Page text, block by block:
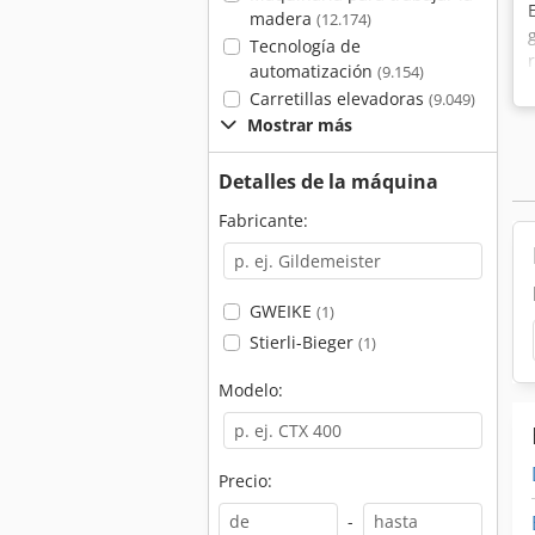
madera (12.174)
Tecnología de
automatización (9.154)
Carretillas elevadoras (9.049)
Mostrar más
Detalles de la máquina
Fabricante:
GWEIKE (1)
Stierli-Bieger (1)
Modelo:
Precio:
-